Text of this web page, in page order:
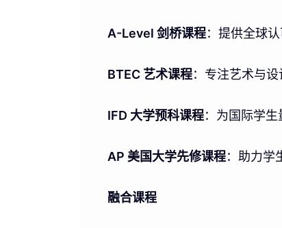
A-Level 剑桥课程：提供全球
BTEC 艺术课程：专注艺术与设
IFD 大学预科课程：为国际学生
AP 美国大学先修课程：助力学
融合课程